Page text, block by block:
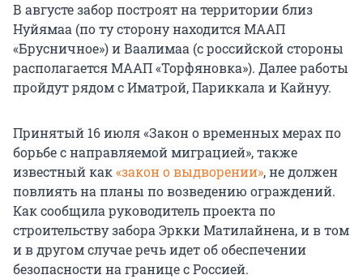
В августе забор построят на территории близ
Нуйямаа (по ту сторону находится МААП
«Брусничное») и Ваалимаа (с российской стороны
располагается МААП «Торфяновка»). Далее работы
пройдут рядом с Иматрой, Париккала и Кайнуу.
Принятый 16 июля «Закон о временных мерах по
борьбе с направляемой миграцией», также
известный как«закон о выдворении», не должен
повлиять на планы по возведению ограждений.
Как сообщила руководитель проекта по
строительству забора Эркки Матилайнена, и в том
и в другом случае речь идет об обеспечении
безопасности на границе с Россией.